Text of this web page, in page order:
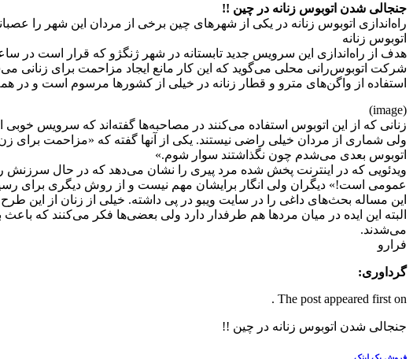
جنجالی شدن اتوبوس‌ زنانه در چین !!
راه‌اندازی اتوبوس‌ زنانه در یکی از شهرهای چین برخی از مردان این شهر را
اتوبوس‌ زنانه
هدف از راه‌اندازی این سرویس جدید تابستانه در شهر ژنگژو که قرار است
شرکت اتوبوس‌رانی محلی می‌گوید که این کار مانع ایجاد مزاحمت برای زنانی
استفاده از واگن‌های مترو و قطار زنانه در خیلی از کشورها مرسوم است و در
(image)
زنانی که از این اتوبوس‌ استفاده می‌کنند در مصاحبه‌ها گفته‌اند که سرویس خوبی
ولی شماری از مردان خیلی راضی نیستند. یکی از آنها گفته که «مزاحمت
اتوبوس بعدی می‌شدم چون نگذاشتند سوار شوم.»
ویدئویی که در اینترنت پخش شده مرد پیری را نشان می‌دهد که در حال سرزنش
عمومی است!» دیگران ولی انگار برایشان مهم نیست و از روش دیگری برای
این مساله بحث‌های داغی را در سایت ویبو در پی داشته. خیلی از زنان از این
البته این ایده در میان مردها هم طرفدار دارد ولی بعضی‌ها فکر می‌کنند که
می‌شدند.
فرارو
گرداوری:
The post appeared first on .
جنجالی شدن اتوبوس‌ زنانه در چین !!